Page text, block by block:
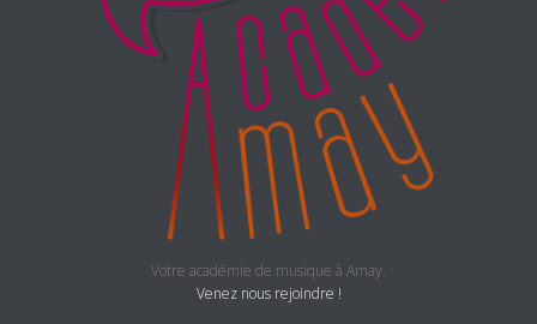
Votre académie de musique à Amay.
Venez nous rejoindre !